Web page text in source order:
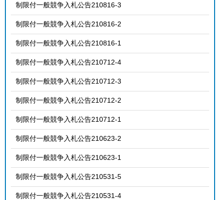
制限付一般競争入札公告210816-3
制限付一般競争入札公告210816-2
制限付一般競争入札公告210816-1
制限付一般競争入札公告210712-4
制限付一般競争入札公告210712-3
制限付一般競争入札公告210712-2
制限付一般競争入札公告210712-1
制限付一般競争入札公告210623-2
制限付一般競争入札公告210623-1
制限付一般競争入札公告210531-5
制限付一般競争入札公告210531-4